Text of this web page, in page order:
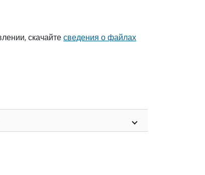
скачайтесведения о файлах